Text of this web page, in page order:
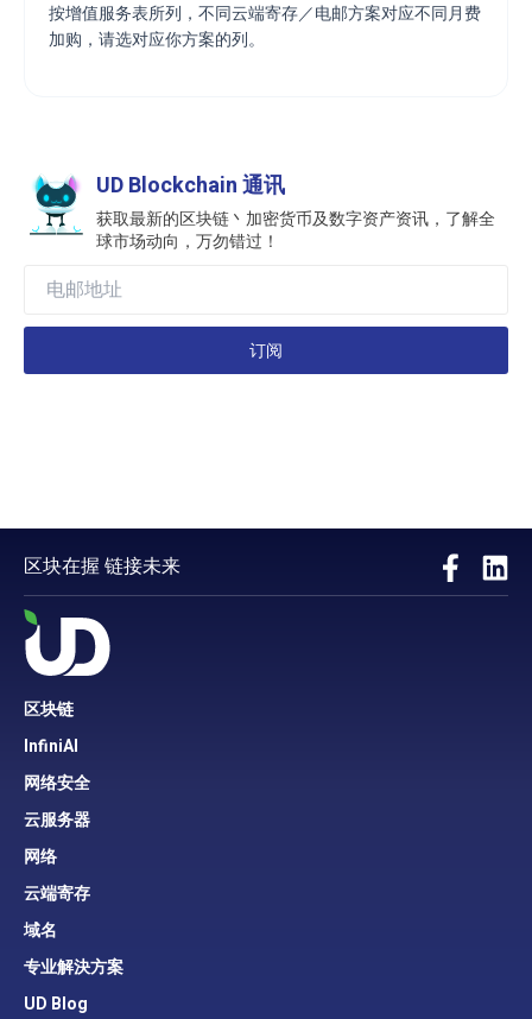
按增值服务表所列，不同云端寄存／电邮方案对应不同月费
加购，请选对应你方案的列。
UD Blockchain 通讯
获取最新的区块链丶加密货币及数字资产资讯，了解全
球市场动向，万勿错过！
订阅
区块在握 链接未来
区块链
InfiniAI
网络安全
云服务器
网络
云端寄存
域名
专业解決方案
UD Blog